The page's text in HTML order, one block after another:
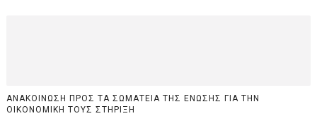
ΑΝΑΚΟΙΝΩΣΗ ΠΡΟΣ ΤΑ ΣΩΜΑΤΕΙΑ ΤΗΣ ΕΝΩΣΗΣ ΓΙΑ ΤΗΝ
ΟΙΚΟΝΟΜΙΚΗ ΤΟΥΣ ΣΤΗΡΙΞΗ